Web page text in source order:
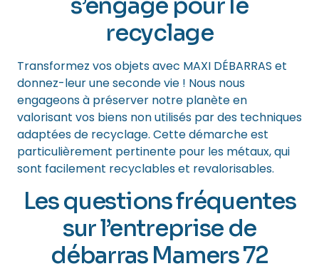
recyclage
Transformez vos objets avec MAXI DÉBARRAS et
donnez-leur une seconde vie ! Nous nous
engageons à préserver notre planète en
valorisant vos biens non utilisés par des techniques
adaptées de recyclage. Cette démarche est
particulièrement pertinente pour les métaux, qui
sont facilement recyclables et revalorisables.
Les questions fréquentes
sur l’entreprise de
débarras Mamers 72